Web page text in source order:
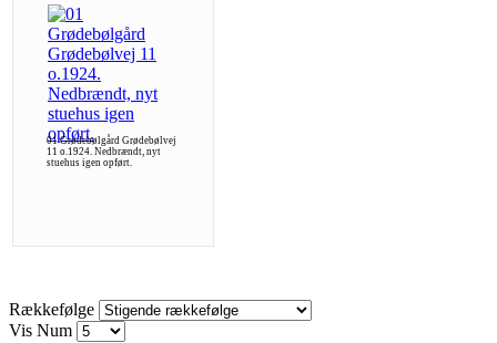
01 Grødebølgård Grødebølvej
11 o.1924. Nedbrændt, nyt
stuehus igen opført.
Rækkefølge
Vis Num